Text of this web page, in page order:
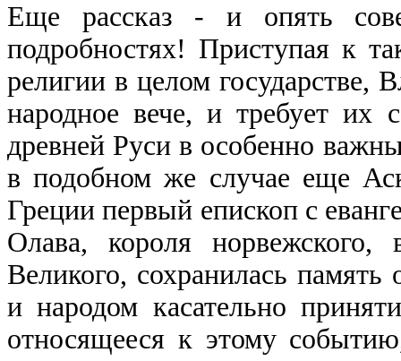
Еще рассказ - и опять
подробностях! Приступая к
религии в целом государстве,
народное вече, и требует их
древней Руси в особенно
в подобном же случае еще
Греции первый епископ с
Олава, короля норвежского,
Великого, сохранилась
и народом касательно
относящееся к этому